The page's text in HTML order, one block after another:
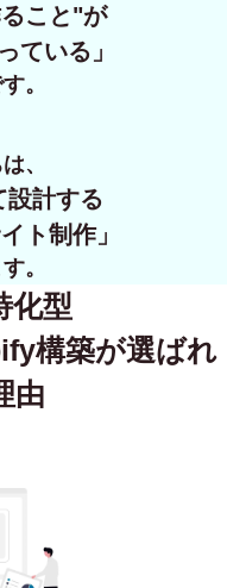
こと"が
ている」
。
、
設計する
ト制作」
。
化型
構築が選ばれ
由